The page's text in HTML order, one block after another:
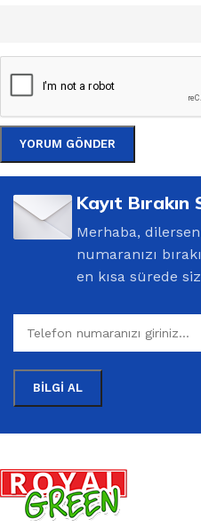
Kayıt Bırakın
Merhaba,
numaranızı
en kısa sürede